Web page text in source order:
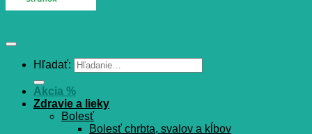
Hľadať:
Akcia %
Zdravie a lieky
Bolesť
Bolesť chrbta, svalov a kĺbov